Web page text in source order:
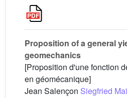
Proposition of a general
geomechanics
[Proposition d'une fonction
en géomécanique]
Jean Salençon Siegfried